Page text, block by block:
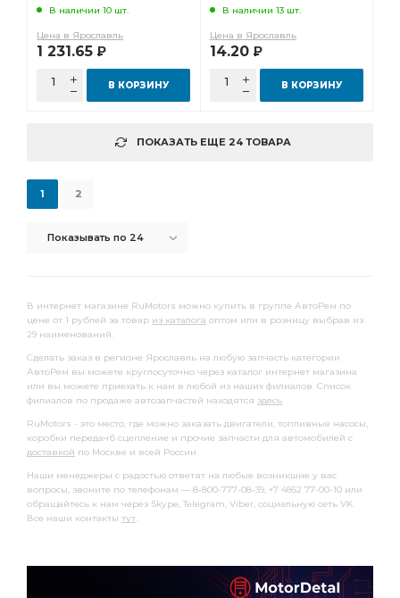
В наличии 10 шт.
Цена в Ярославль
1 231.65 Р
В КОРЗИНУ
В наличии 13 шт.
Цена в Ярославль
14.20 Р
В КОРЗИНУ
ПОКАЗАТЬ ЕЩЕ 24 ТОВАРА
Показывать по 24
1 2
В интернет магазине RuMotors можно купить в группе АвтоРем по
цене от 1 рублей за товар из каталога оптом или в розницу выбрав из
29 наименований.
Сделать заказ в регионе Ярославль на любую запчасть категории
АвтоРем вы можете круглосуточно через каталог интернет магазина
или вы можете приехать к нам в любой из наших филиалов. Список
филиалов по продаже автозапчастей находятся здесь.
RuMotors - это место, где можно заказать двигатели, топливные насосы,
коробки передачб сцепление и прочие запчасти для автомобилей с
доставкой по Москве и всей России.
Наши менеджеры с радостью ответят на любые возникшие у вас
вопросы, звоните по телефонам — 8-800-777-08-39, +7 4852 77-00-10 или
обращайтесь к нам через Skype, Telegram, Viber, социальную сеть VK.
Все наши контакты тут.